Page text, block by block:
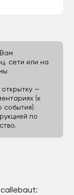
сети или на
—
(к
события).
по
callebaut: